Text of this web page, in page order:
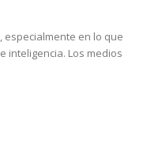
especialmente en lo que
inteligencia. Los medios